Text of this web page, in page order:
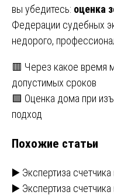
вы убедитесь: оценка
Федерации судебных
недорого,
Навигация
по
записям
🟥 Через какое время
допустимых сроков
🟩 Оценка дома при
подход
Похожие статьи
▶️ Экспертиза
▶️ Экспертиза